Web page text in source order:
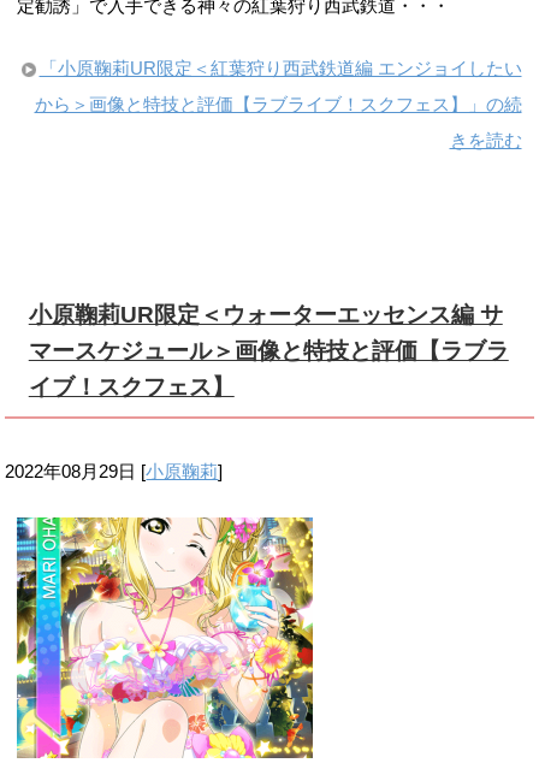
定勧誘」で入手できる神々の紅葉狩り西武鉄道・・・
「小原鞠莉UR限定＜紅葉狩り西武鉄道編 エンジョイしたい
から＞画像と特技と評価【ラブライブ！スクフェス】」の続
きを読む
小原鞠莉UR限定＜ウォーターエッセンス編 サ
マースケジュール＞画像と特技と評価【ラブラ
イブ！スクフェス】
2022年08月29日 [小原鞠莉]